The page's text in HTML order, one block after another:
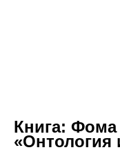
Книга: Фома
«Онтология